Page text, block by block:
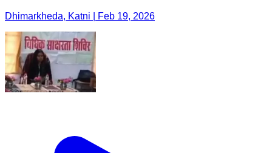
Dhimarkheda, Katni | Feb 19, 2026